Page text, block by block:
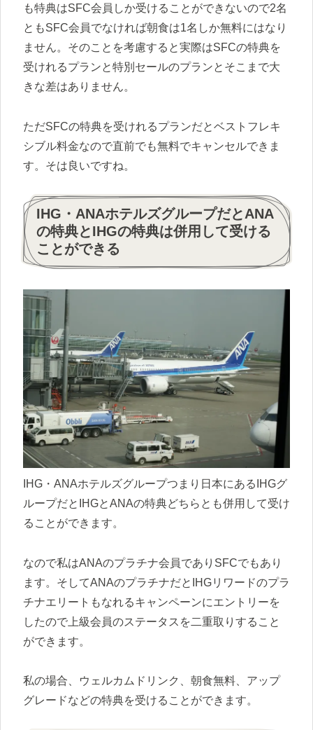
も特典はSFC会員しか受けることができないので2名
ともSFC会員でなければ朝食は1名しか無料にはなり
ません。そのことを考慮すると実際はSFCの特典を
受けれるプランと特別セールのプランとそこまで大
きな差はありません。
ただSFCの特典を受けれるプランだとベストフレキ
シブル料金なので直前でも無料でキャンセルできま
す。そは良いですね。
IHG・ANAホテルズグループだとANA
の特典とIHGの特典は併用して受ける
ことができる
IHG・ANAホテルズグループつまり日本にあるIHGグ
ループだとIHGとANAの特典どちらとも併用して受け
ることができます。
なので私はANAのプラチナ会員でありSFCでもあり
ます。そしてANAのプラチナだとIHGリワードのプラ
チナエリートもなれるキャンペーンにエントリーを
したので上級会員のステータスを二重取りすること
ができます。
私の場合、ウェルカムドリンク、朝食無料、アップ
グレードなどの特典を受けることができます。